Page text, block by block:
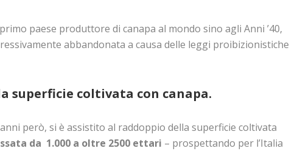
paese produttore di canapa al mondo sino agli Anni ’40,
abbandonata a causa delle leggi proibizionistiche
superficie coltivata con canapa.
però, si è assistito al raddoppio della superficie coltivata
da 1.000 a oltre 2500 ettari – prospettando per l’Italia